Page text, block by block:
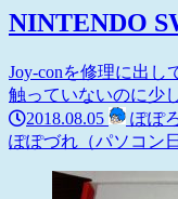
NINTENDO
Joy-conを修理に出し
触っていないのに少
2018.08.05
ぽぽ
ぽぽづれ（パソコン